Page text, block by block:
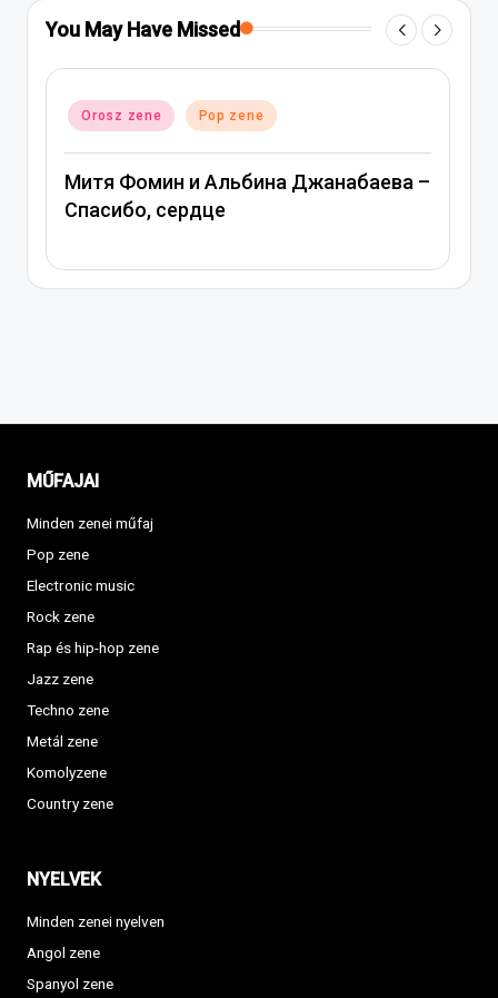
You May Have Missed
PostedOrosz zene Pop zene
Вера Брежнева – Девочка моя
MŰFAJAI
Minden zenei műfaj
Pop zene
Electronic music
Rock zene
Rap és hip-hop zene
Jazz zene
Techno zene
Metál zene
Komolyzene
Country zene
NYELVEK
Minden zenei nyelven
Angol zene
Spanyol zene